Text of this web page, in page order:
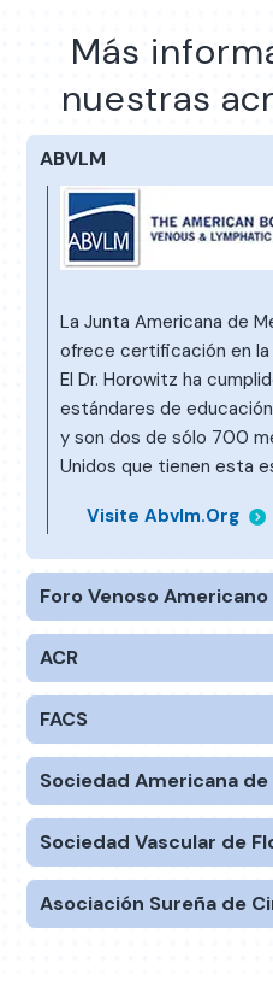
Más
nuestras
ABVLM
La Junta Americana de
ofrece certificación en
El Dr. Horowitz ha
estándares de
y son dos de sólo 700
Unidos que tienen esta
Visite Abvlm.org
Foro Venoso Americano
ACR
FACS
Sociedad Americana
Sociedad Vascular de
Asociación Sureña de